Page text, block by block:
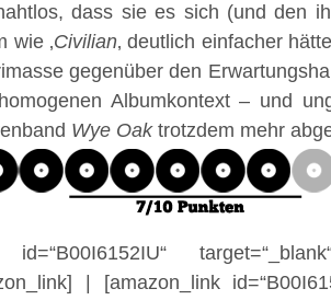
dass sie es sich (und den
wie ‚Civilian‚ deutlich einfacher
gegenüber den
Albumkontext – und
Wye Oaktrotzdem mehr
id=“B00I6152IU“
| [amazon_link